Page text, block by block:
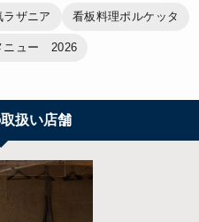
ラザニア 看板料理ポルケッタ
ュー 2026
扱い店舗